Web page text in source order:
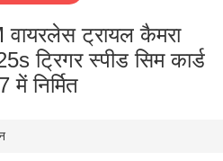
ट्रायल कैमरा
ट्रिगर स्पीड सिम कार्ड
में निर्मित